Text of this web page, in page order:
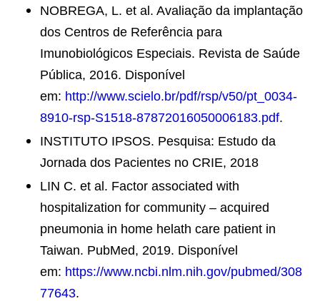
NOBREGA, L. et al. Avaliação da implantação
dos Centros de Referência para
Imunobiológicos Especiais. Revista de Saúde
Pública, 2016. Disponível
em: http://www.scielo.br/pdf/rsp/v50/pt_0034-
8910-rsp-S1518-87872016050006183.pdf.
INSTITUTO IPSOS. Pesquisa: Estudo da
Jornada dos Pacientes no CRIE, 2018
LIN C. et al. Factor associated with
hospitalization for community – acquired
pneumonia in home helath care patient in
Taiwan. PubMed, 2019. Disponível
em: https://www.ncbi.nlm.nih.gov/pubmed/308
77643.